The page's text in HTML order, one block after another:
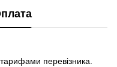
перевізника.